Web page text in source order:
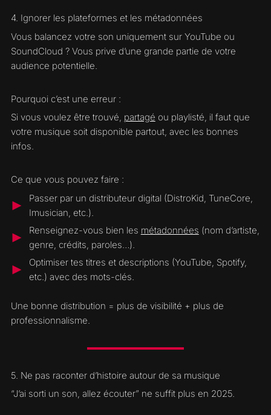
4. Ignorer les plateformes et les métadonnées
Vous balancez votre son uniquement sur YouTube ou
SoundCloud ? Vous prive d’une grande partie de votre
audience potentielle.
Pourquoi c’est une erreur :
Si vous voulez être trouvé, partagé ou playlisté, il faut que
votre musique soit disponible partout, avec les bonnes
infos.
Ce que vous pouvez faire :
Passer par un distributeur digital (DistroKid, TuneCore,
Imusician, etc.).
Renseignez-vous bien les métadonnées (nom d’artiste,
genre, crédits, paroles…).
Optimiser tes titres et descriptions (YouTube, Spotify,
etc.) avec des mots-clés.
Une bonne distribution = plus de visibilité + plus de
professionnalisme.
5. Ne pas raconter d’histoire autour de sa musique
“J’ai sorti un son, allez écouter” ne suffit plus en 2025.